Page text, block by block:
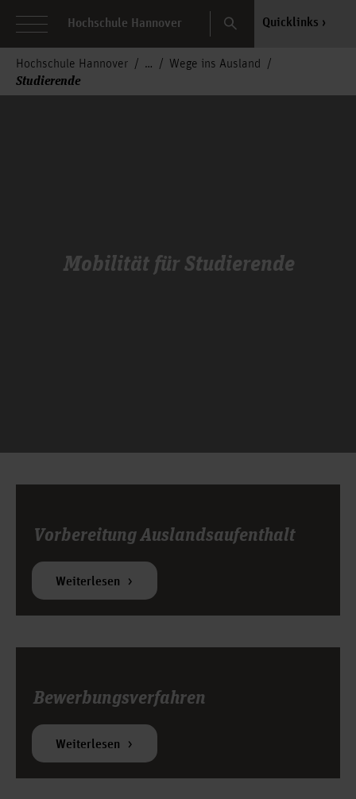
Hochschule Hannover Search Quicklinks
Hochschule Hannover Wege ins Ausland
Studierende
Mobilität für Studierende
Vorbereitung Auslandsaufenthalt
Weiterlesen
Bewerbungsverfahren
Weiterlesen